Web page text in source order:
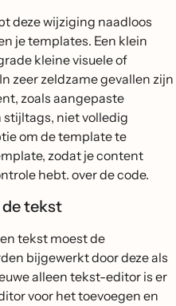
deze wijziging naadloos
je templates. Een klein
kleine visuele of
zeer zeldzame gevallen zijn
zoals aangepaste
niet volledig
om de template te
zodat je content
hebt. over de code.
tekst
tekst moest de
bijgewerkt door deze als
alleen tekst-editor is er
voor het toevoegen en